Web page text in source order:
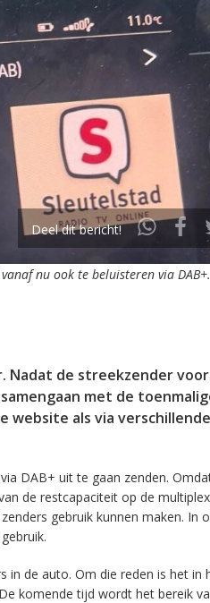
Deel dit bericht!
nu ook te beluisteren via
Nadat de streekzender
met de
als via
DAB+ uit te gaan zenden.
de restcapaciteit op de multiplex
gebruik kunnen maken. In
de auto. Om die reden is het in
komende tijd wordt het bereik